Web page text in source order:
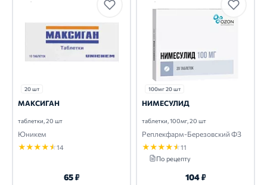
20 шт
МАКСИГАН
таблетки, 20 шт
Юникем
★★★★★14
65 ₽
100мг 20 шт
НИМЕСУЛИД
таблетки, 100мг, 20 шт
Реплекфарм-Березовский ФЗ
★★★★★11
По рецепту
104 ₽